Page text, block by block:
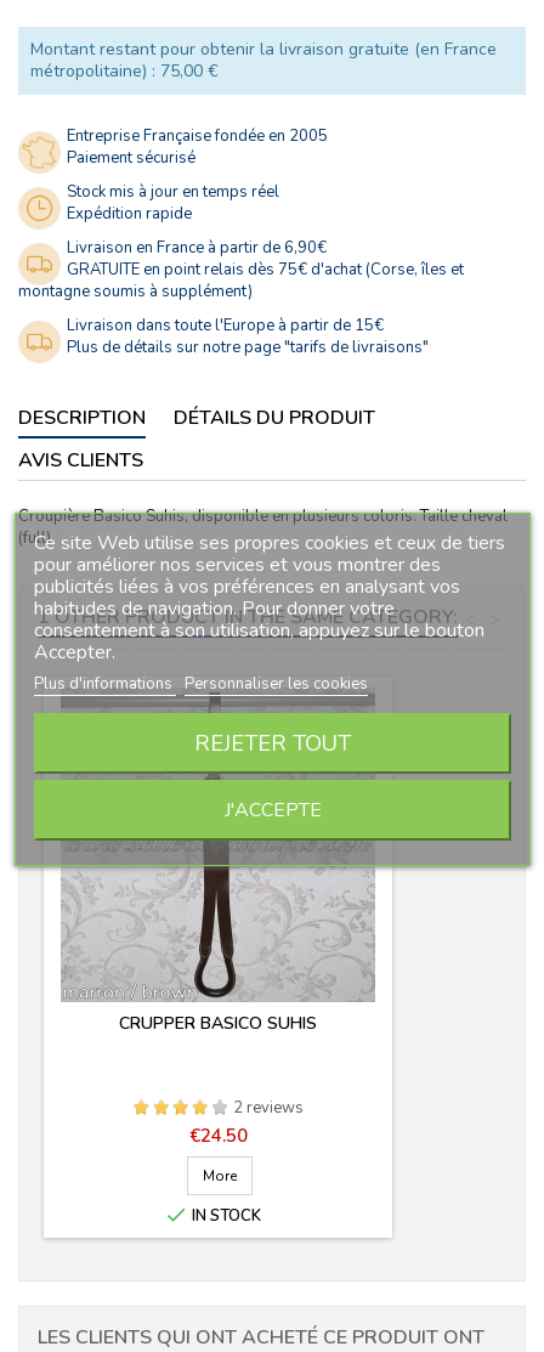
Montant restant pour obtenir la livraison gratuite (en France
métropolitaine) : 75,00 €
Entreprise Française fondée en 2005
Paiement sécurisé
Stock mis à jour en temps réel
Expédition rapide
Livraison en France à partir de 6,90€
GRATUITE en point relais dès 75€ d'achat (Corse, îles et
montagne soumis à supplément)
Livraison dans toute l'Europe à partir de 15€
Plus de détails sur notre page "tarifs de livraisons"
DESCRIPTION
DÉTAILS DU PRODUIT
AVIS CLIENTS
Croupière Basico Suhis, disponible en plusieurs coloris. Taille cheval
(full).
1 OTHER PRODUCT IN THE SAME CATEGORY:
CRUPPER BASICO SUHIS
2 reviews
Price
€24.50
More
 IN STOCK
LES CLIENTS QUI ONT ACHETÉ CE PRODUIT ONT
Ce site Web utilise ses propres cookies et ceux de tiers
pour améliorer nos services et vous montrer des
publicités liées à vos préférences en analysant vos
habitudes de navigation. Pour donner votre
consentement à son utilisation, appuyez sur le bouton
Accepter.
Plus d'informations Personnaliser les cookies
REJETER TOUT
J'ACCEPTE